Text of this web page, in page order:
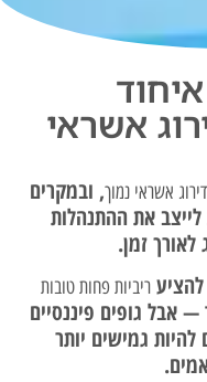
אשראי
אשראי נמוך, ובמקרים
לייצב את ההתנהלות
זמן.
להציעריביות פחות טובות
אבל גופים פיננסיים
להיות גמישים יותר